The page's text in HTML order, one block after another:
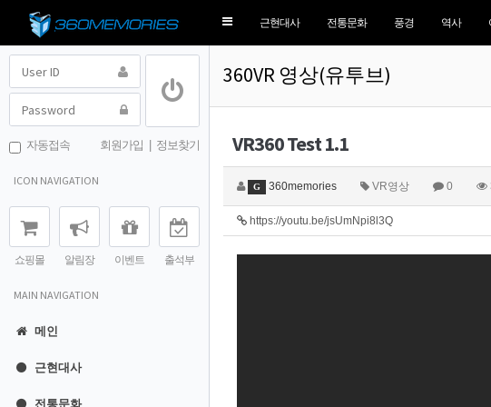
Toggle근현대사 전통문화 풍경 역사
자동접속 회원가입 정보찾기
ICON NAVIGATION
쇼핑몰 알림장 이벤트 출석부
MAIN NAVIGATION
메인
근현대사
전통문화
360VR 영상(유투브)
VR360 Test 1.1
G 360memories VR영상 0
https://youtu.be/jsUmNpi8l3Q